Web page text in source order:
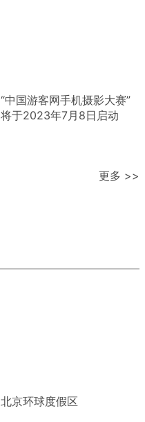
“中国游客网手机摄影大赛”
将于2023年7月8日启动
更多 >>
北京环球度假区